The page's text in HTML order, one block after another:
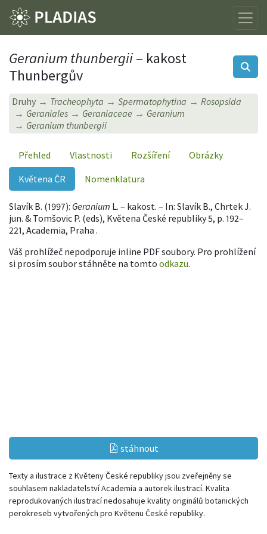
Geranium thunbergii– kakost
Thunbergův
Druhy Tracheophyta Spermatophytina
Rosopsida
Geraniales
Geraniaceae
Geranium
Geranium thunbergii
Přehled Vlastnosti Rozšíření
Obrázky
Květena ČR
Nomenklatura
Slavík B. (1997): Geranium L. – kakost. – In: Slavík B., Chrtek J.
jun. & Tomšovic P. (eds), Květena České republiky 5, p. 192–
221, Academia, Praha .
Váš prohlížeč nepodporuje inline PDF soubory. Pro prohlížení
si prosím soubor stáhněte na tomto odkazu.
stáhnout
Texty a ilustrace z Květeny České republiky jsou zveřejněny se
souhlasem nakladatelství Academia a autorek ilustrací. Kvalita
reprodukovaných ilustrací nedosahuje kvality originálů botanických
perokreseb vytvořených pro Květenu České republiky.